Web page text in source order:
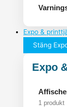
Expo &
Stäng
Expo
1 produkt